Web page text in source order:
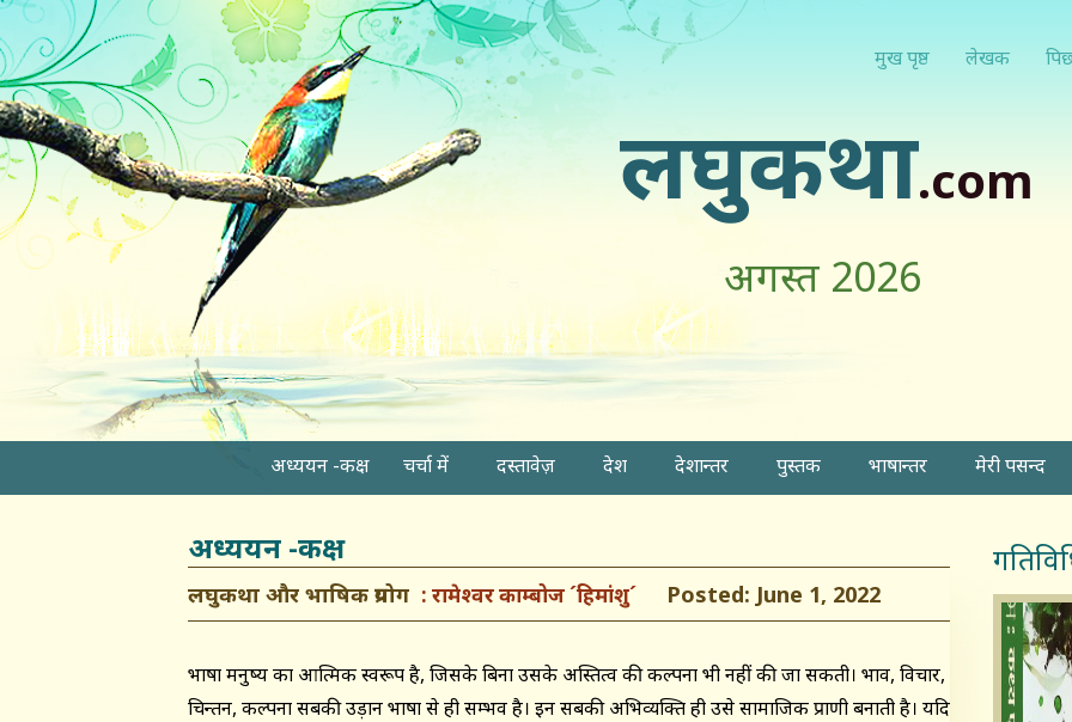
मुख पृष्ठ लेखक
लघुकथा.com
अगस्त 2026
अध्ययन -कक्ष चर्चा में दस्तावेज़ देश देशान्तर पुस्तक भाषान्तर मेरी पसन्द
अध्ययन -कक्ष
लघुकथा और भाषिक प्रयोग रामेश्वर काम्बोज ´हिमांशु´ Posted: June 1, 2022
भाषा मनुष्य का आत्मिक स्वरूप है, जिसके बिना उसके अस्तित्व की कल्पना भी नहीं की जा सकती। भाव, विचार,
चिन्तन, कल्पना सबकी उड़ान भाषा से ही सम्भव है। इन सबकी अभिव्यक्ति ही उसे सामाजिक प्राणी बनाती है। यदि